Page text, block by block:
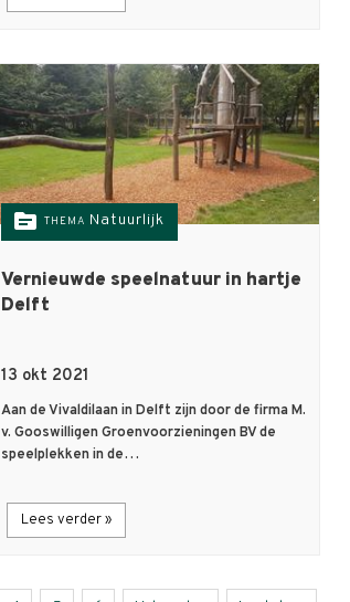
topic THEMA Natuurlijk
Vernieuwde speelnatuur in hartje
Delft
13 okt 2021
Aan de Vivaldilaan in Delft zijn door de firma M.
v. Gooswilligen Groenvoorzieningen BV de
speelplekken in de…
Lees verder »